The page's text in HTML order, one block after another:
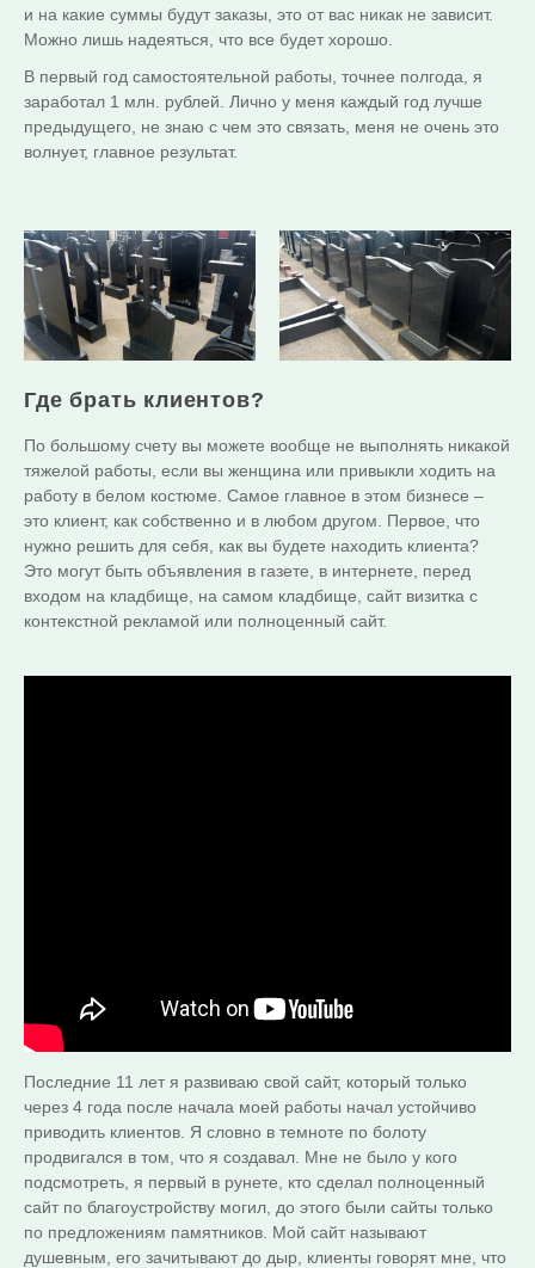
и на какие суммы будут заказы, это от вас никак не зависит.
Можно лишь надеяться, что все будет хорошо.
В первый год самостоятельной работы, точнее полгода, я
заработал 1 млн. рублей. Лично у меня каждый год лучше
предыдущего, не знаю с чем это связать, меня не очень это
волнует, главное результат.
Где брать клиентов?
По большому счету вы можете вообще не выполнять никакой
тяжелой работы, если вы женщина или привыкли ходить на
работу в белом костюме. Самое главное в этом бизнесе –
это клиент, как собственно и в любом другом. Первое, что
нужно решить для себя, как вы будете находить клиента?
Это могут быть объявления в газете, в интернете, перед
входом на кладбище, на самом кладбище, сайт визитка с
контекстной рекламой или полноценный сайт.
Последние 11 лет я развиваю свой сайт, который только
через 4 года после начала моей работы начал устойчиво
приводить клиентов. Я словно в темноте по болоту
продвигался в том, что я создавал. Мне не было у кого
подсмотреть, я первый в рунете, кто сделал полноценный
сайт по благоустройству могил, до этого были сайты только
по предложениям памятников. Мой сайт называют
душевным, его зачитывают до дыр, клиенты говорят мне, что